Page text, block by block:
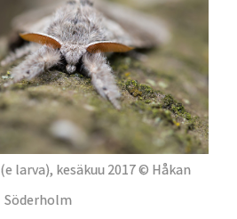
larva), kesäkuu 2017 © Håkan
Söderholm